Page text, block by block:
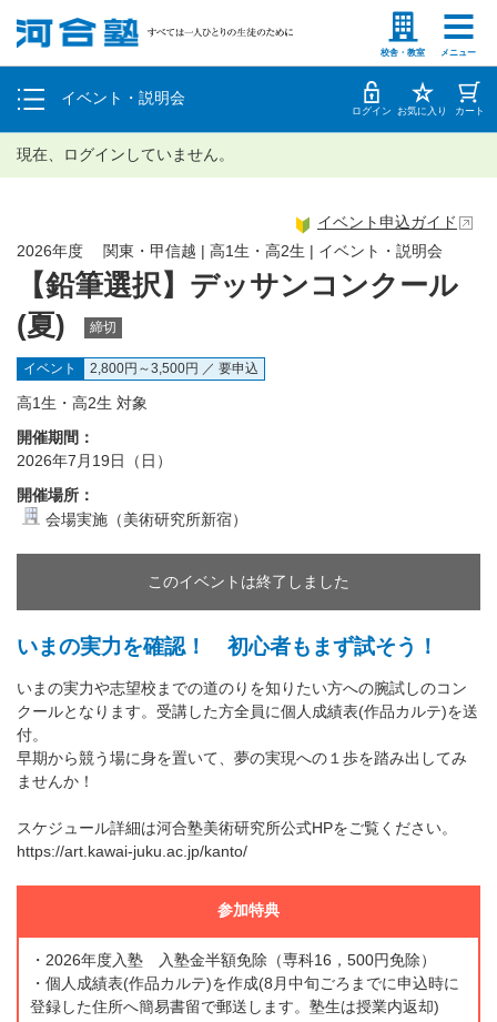
校舎・教室 メニュー
塾生の方 高等学校の先生
イベント・説明会
個別相談
体験授業 ログイン お気に入り カート
現在、ログインしていません。
【鉛筆選択】デッサンコンクール
(夏)
締切
2026年度 関東・甲信越 | 高1生・高2生 | イベント・説明会
イベント申込ガイド
イベント 2,800円～3,500円 ／ 要申込
高1生・高2生 対象
開催期間：
2026年7月19日（日）
開催場所：
会場実施（美術研究所新宿）
このイベントは終了しました
いまの実力を確認！ 初心者もまず試そう！
いまの実力や志望校までの道のりを知りたい方への腕試しのコン
クールとなります。受講した方全員に個人成績表(作品カルテ)を送
付。
早期から競う場に身を置いて、夢の実現への１歩を踏み出してみ
ませんか！
スケジュール詳細は河合塾美術研究所公式HPをご覧ください。
https://art.kawai-juku.ac.jp/kanto/
参加特典
・2026年度入塾 入塾金半額免除（専科16，500円免除）
・個人成績表(作品カルテ)を作成(8月中旬ごろまでに申込時に
登録した住所へ簡易書留で郵送します。塾生は授業内返却)